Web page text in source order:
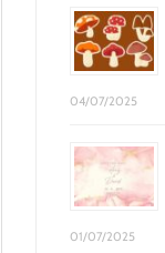
04/07/2025
01/07/2025